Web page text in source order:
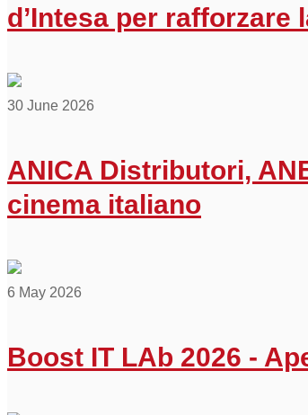
d’Intesa per
30 June 2026
ANICA Distributori,
cinema italiano
6 May 2026
Boost IT LAb 2026 -